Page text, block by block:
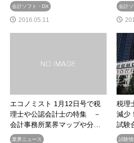
会計ソフト・DX
2016.05.11
会計
エコノミスト 1月12日号で税
理士や公認会計士の特集 －
会計事務所業界マップや分…
業界ニュース
税理
減少
試験
試験